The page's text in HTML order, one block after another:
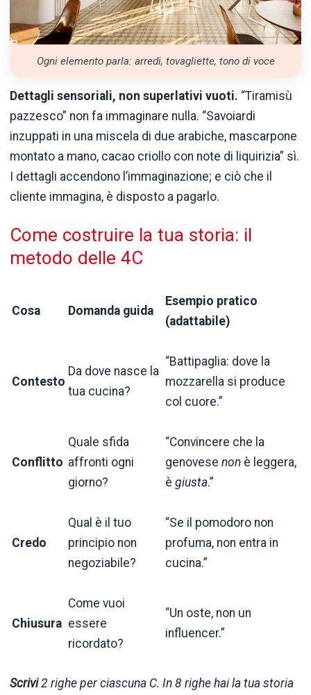
Ogni elemento parla: arredi, tovagliette, tono di voce
Dettagli sensoriali, non superlativi vuoti. “Tiramisù
pazzesco” non fa immaginare nulla. “Savoiardi
inzuppati in una miscela di due arabiche, mascarpone
montato a mano, cacao criollo con note di liquirizia” sì.
I dettagli accendono l’immaginazione; e ciò che il
cliente immagina, è disposto a pagarlo.
Come costruire la tua storia: il
metodo delle 4C
Cosa Domanda guida
Esempio pratico
(adattabile)
Contesto
Da dove nasce la
tua cucina?
“Battipaglia: dove la
mozzarella si produce
col cuore.”
Conflitto
Quale sfida
affronti ogni
giorno?
“Convincere che la
genovese non è leggera,
è giusta.”
Credo
Qual è il tuo
principio non
negoziabile?
“Se il pomodoro non
profuma, non entra in
cucina.”
Chiusura
Come vuoi
essere
ricordato?
“Un oste, non un
influencer.”
Scrivi2 righe per ciascuna C. In 8 righe hai la tua storia